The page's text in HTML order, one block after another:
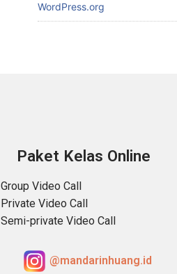
WordPress.org
Paket Kelas Online
Group Video Call
Private Video Call
Semi-private Video Call
@mandarinhuang.id